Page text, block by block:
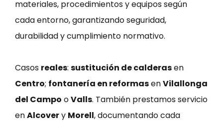
materiales, procedimientos y equipos según
cada entorno, garantizando seguridad,
durabilidad y cumplimiento normativo.
Casos reales: sustitución de calderasen
Centro; fontanería en reformasenVilallonga
del Campo oValls. También prestamos servicio
enAlcovery Morell, documentando cada